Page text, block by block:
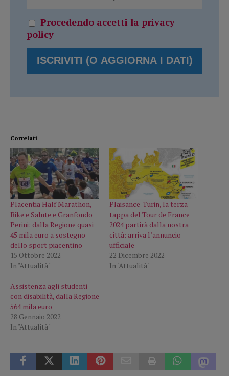
Procedendo accetti la privacy
policy
Correlati
Placentia Half Marathon,
Bike e Salute e Granfondo
Perini: dalla Regione quasi
45 mila euro a sostegno
dello sport piacentino
15 Ottobre 2022
In "Attualità"
Plaisance-Turin, la terza
tappa del Tour de France
2024 partirà dalla nostra
città: arriva l’annuncio
ufficiale
22 Dicembre 2022
In "Attualità"
Assistenza agli studenti
con disabilità, dalla Regione
564 mila euro
28 Gennaio 2022
In "Attualità"